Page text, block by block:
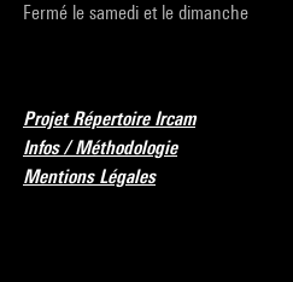
Fermé le samedi et le dimanche
Projet Répertoire Ircam
Infos / Méthodologie
Mentions Légales